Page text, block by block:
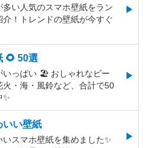
多い人気のスマホ壁紙をラン
介！トレンドの壁紙が今すぐ
🌻 50選
いっぱい 🏖 おしゃれなビー
火・海・風鈴など、合計で50
いい壁紙
スマホ壁紙を集めました✨